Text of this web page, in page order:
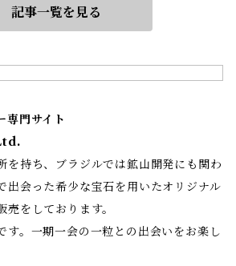
記事一覧を見る
専門サイト
持ち、ブラジルでは鉱山開発にも関わ
出会った希少な宝石を用いたオリジナル
をしております。
。一期一会の一粒との出会いをお楽し